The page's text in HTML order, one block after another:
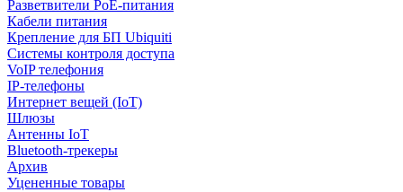
Разветвители PoE-питания
Кабели питания
Крепление для БП Ubiquiti
Системы контроля доступа
VoIP телефония
IP-телефоны
Интернет вещей (IoT)
Шлюзы
Антенны IoT
Bluetooth-трекеры
Архив
Уцененные товары